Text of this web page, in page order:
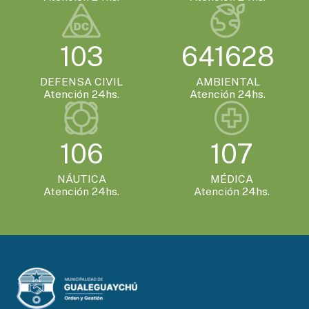
EVENTOS TURISTICOS
LUNES 19 DE OCTUBRE - 10:00HS.
Gualeguaychú se prepara para recibir el
Mundial de Canotaje 2026
EVENTOS TURISTICOS
VIERNES 13 DE NOVIEMBRE - 14:00HS.
Gualeguaychú confirmó que será la sede
de la Expo Moto 2026
en Gualeguaychú
103
DEFENSA CIVIL
Atención 24hs.
641628
AMBIENTAL
Atención 24hs.
106
NÁUTICA
Atención 24hs.
107
MÉDICA
Atención 24hs.